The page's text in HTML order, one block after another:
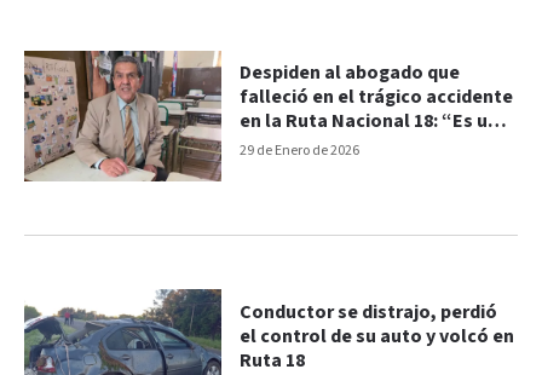
29 de Enero de 2026
Despiden al abogado que
falleció en el trágico accidente
en la Ruta Nacional 18: “Es una
pérdida irreparable”
Conductor se distrajo, perdió
el control de su auto y volcó en
Ruta 18